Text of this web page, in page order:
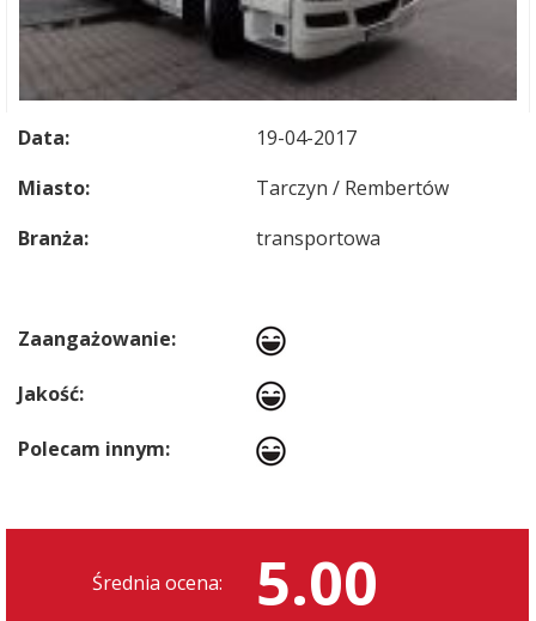
Data:
19-04-2017
Miasto:
Tarczyn / Rembertów
Branża:
transportowa
Zaangażowanie:
Jakość:
Polecam innym:
Średnia ocena: 5.00